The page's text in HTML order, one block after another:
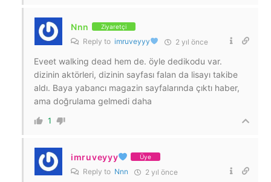
Nnn Ziyaretçi
Reply to imruveyyy 2 yıl önce
Eveet walking dead hem de. öyle dedikodu var.
dizinin aktörleri, dizinin sayfası falan da lisayı takibe
aldı. Baya yabancı magazin sayfalarında çıktı haber,
ama doğrulama gelmedi daha
1
imruveyyy Üye
Reply to Nnn 2 yıl önce